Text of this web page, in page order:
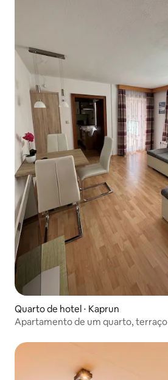
Quarto de hotel ⋅ Kaprun
Apartamento de um quarto, terraço